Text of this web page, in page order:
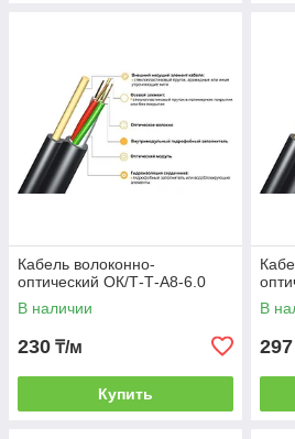
Кабель волоконно-
оптический ОК/Т-Т-А8-6.0
В наличии
230 ₸/м
Купить
В
297